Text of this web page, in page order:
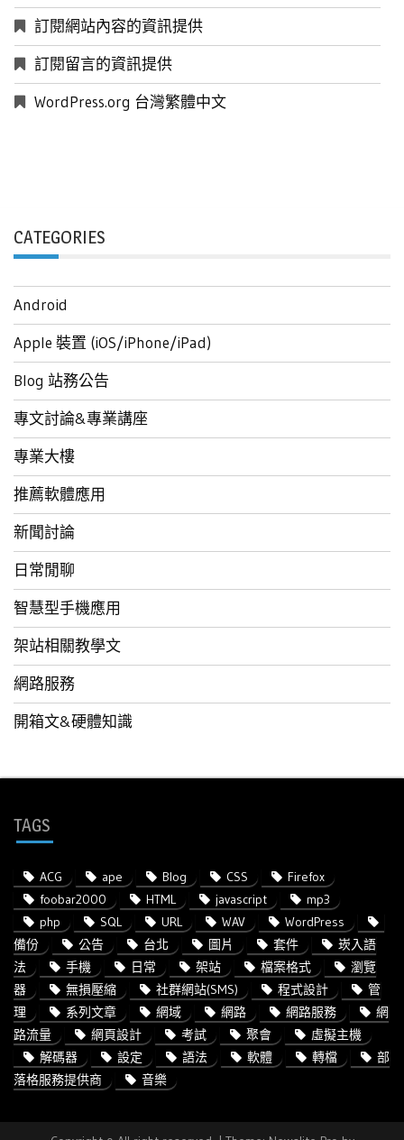
訂閱網站內容的資訊提供
訂閱留言的資訊提供
WordPress.org 台灣繁體中文
CATEGORIES
Android
Apple 裝置 (iOS/iPhone/iPad)
Blog 站務公告
專文討論&專業講座
專業大樓
推薦軟體應用
新聞討論
日常閒聊
智慧型手機應用
架站相關教學文
網路服務
開箱文&硬體知識
TAGS
ACG ape Blog CSS
Firefox
foobar2000
HTML javascript
mp3
php
SQL URL WAV
WordPress
備份
公告 台北 圖片 套件
崁入語
法
手機 日常 架站 檔案格式
瀏覽
器
無損壓縮 社群網站(SMS) 程式設計
管
理
系列文章 網域 網路 網路服務
網
路流量
網頁設計 考試 聚會
虛擬主機
解碼器
設定 語法 軟體 轉檔
部
落格服務提供商
音樂